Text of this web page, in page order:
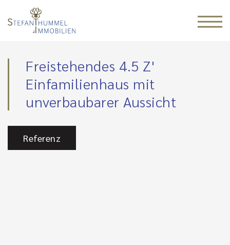
Freistehendes 4.5 Z'
Einfamilienhaus mit
unverbaubarer Aussicht
Referenz